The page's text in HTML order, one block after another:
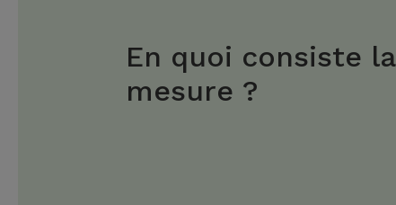
En quoi consiste la
mesure ?